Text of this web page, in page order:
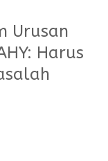
Urusan
Harus